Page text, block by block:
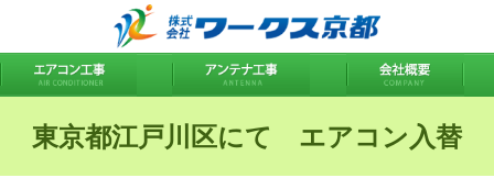
東京都江戸川区にて エアコン入替